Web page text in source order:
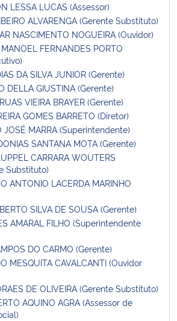
LESSA LUCAS (Assessor)
ALVARENGA (Gerente Substituto)
NASCIMENTO NOGUEIRA (Ouvidor)
FERNANDES PORTO
DA SILVA JUNIOR (Gerente)
DELLA GIUSTINA (Gerente)
VIEIRA BRAYER (Gerente)
GOMES BARRETO (Diretor)
JOSÉ MARRA (Superintendente)
SANTANA MOTA (Gerente)
CARRARA WOUTERS
Substituto)
ANTONIO LACERDA MARINHO
SILVA DE SOUSA (Gerente)
AMARAL FILHO (Superintendente
DO CARMO (Gerente)
MESQUITA CAVALCANTI (Ouvidor
DE OLIVEIRA (Gerente Substituto)
AQUINO AGRA (Assessor de